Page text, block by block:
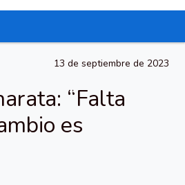
13 de septiembre de 2023
“Falta
es